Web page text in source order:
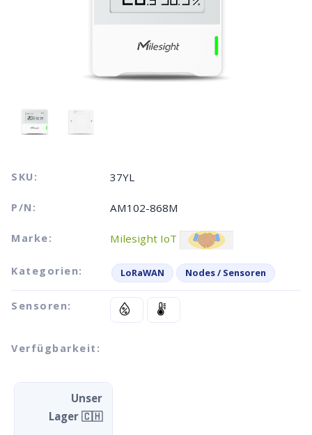
SKU: 37YL
P/N: AM102-868M
Marke: Milesight IoT
Kategorien: LoRaWAN Nodes / Sensoren
Sensoren:
Verfügbarkeit:
Unser
Lager 🇨🇭